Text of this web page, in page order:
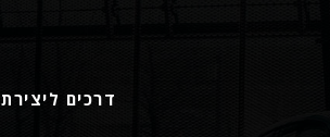
דרכים